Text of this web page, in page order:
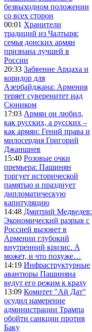
безвыходном положении
со всех сторон
00:01 Хранители
традиций из Чалтыря:
семья донских армян
признана лучшей в
России
20:33 Забвение Арцаха и
коридор для
Азербайджана: Армения
теряет суверенитет над
Сюником
17:03 Армян он любил,
как русских, а русских –
как армян: Гений права и
милосердия Григорий
Джаншиев
15:40 Розовые очки
премьера: Пашинян
торгует исторической
памятью и празднует
дипломатическую
капитуляцию
14:48 Дмитрий Медведев:
Экономический разрыв с
Россией вызовет в
Армении глубокий
внутренний кризис. А
может, и что похуже…
14:19 Инфраструктурные
авантюры Пашиняна
ведут его режим к краху
13:09 Комитет "Ай Дат"
осудил намерение
администрации Трампа
обойти санкции против
Баку